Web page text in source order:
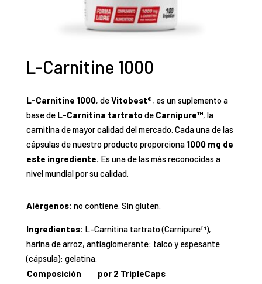
L-Carnitine 1000
L-Carnitine 1000, deVitobest®, es un suplemento a
base de L-Carnitina tartrato de Carnipure™, la
carnitina de mayor calidad del mercado. Cada una de las
cápsulas de nuestro producto proporciona 1000 mg de
este ingrediente. Es una de las más reconocidas a
nivel mundial por su calidad.
Alérgenos: no contiene. Sin gluten.
Ingredientes: L-Carnitina tartrato (Carnipure™),
harina de arroz, antiaglomerante: talco y espesante
(cápsula): gelatina.
Composición
por 2 TripleCaps